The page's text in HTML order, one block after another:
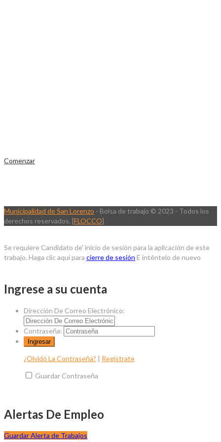
Comenzar
Municipalidad de San Lorenzo - Bolsa de trabajo © 2023 - Todos los
derechos reservados. [FLOCCO]
Se requiere Candidato de' inicio de sesión para la aplicación de este
trabajo. Haga clic aquí para cierre de sesión E inténtelo de nuevo
Ingrese a su cuenta
Dirección De Correo Electrónico:
Contraseña:
¿Olvidó La Contraseña? | Regístrate
Guardar Contraseña
Alertas De Empleo
Guardar Alerta de Trabajos